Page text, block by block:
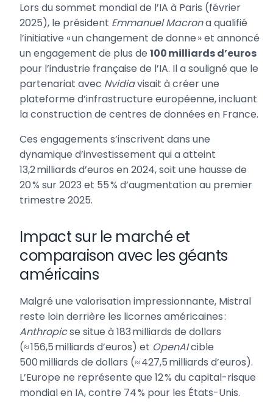
Lors du sommet mondial de l’IA à Paris (février
2025), le président Emmanuel Macrona qualifié
l’initiative « un changement de donne » et annoncé
un engagement de plus de 100 milliards d’euros
pour l’industrie française de l’IA. Il a souligné que le
partenariat avec Nvidiavisait à créer une
plateforme d’infrastructure européenne, incluant
la construction de centres de données en France.
Ces engagements s’inscrivent dans une
dynamique d’investissement qui a atteint
13,2 milliards d’euros en 2024, soit une hausse de
20 % sur 2023 et 55 % d’augmentation au premier
trimestre 2025.
Impact sur le marché et
comparaison avec les géants
américains
Malgré une valorisation impressionnante, Mistral
reste loin derrière les licornes américaines :
Anthropicse situe à 183 milliards de dollars
(≈ 156,5 milliards d’euros) et OpenAIcible
500 milliards de dollars (≈ 427,5 milliards d’euros).
L’Europe ne représente que 12 % du capital-risque
mondial en IA, contre 74 % pour les États-Unis.